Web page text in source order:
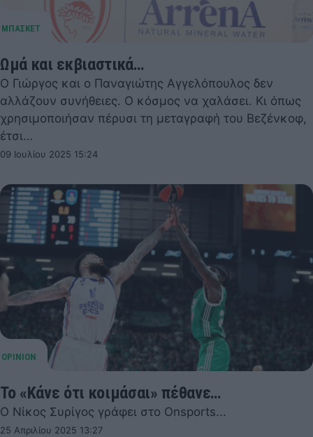
Ωμά και εκβιαστικά…
Ο Γιώργος και ο Παναγιώτης Αγγελόπουλος δεν
αλλάζουν συνήθειες. Ο κόσμος να χαλάσει. Κι όπως
χρησιμοποιήσαν πέρυσι τη μεταγραφή του Βεζένκοφ,
έτσι…
09 Ιουλίου 2025 15:24
Το «Κάνε ότι κοιμάσαι» πέθανε…
Ο Νίκος Συρίγος γράφει στο Onsports...
25 Απριλίου 2025 13:27